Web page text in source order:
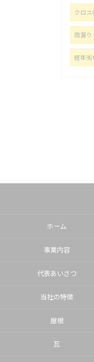
クロス
雨漏り
経年劣
ホーム
事業内容
代表あいさつ
当社の特徴
屋根
瓦